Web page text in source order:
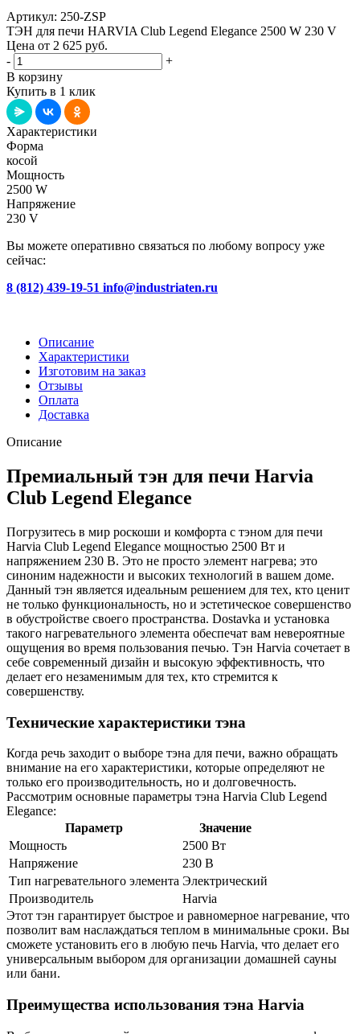
Артикул: 250-ZSP
ТЭН для печи HARVIA Club Legend Elegance 2500 W 230 V
Цена от 2 625 руб.
-
+
В корзину
Купить в 1 клик
Характеристики
Форма
косой
Мощность
2500 W
Напряжение
230 V
Вы можете оперативно связаться по любому вопросу уже
сейчас:
8 (812) 439-19-51 info@industriaten.ru
Описание
Характеристики
Изготовим на заказ
Отзывы
Оплата
Доставка
Описание
Премиальный тэн для печи Harvia
Club Legend Elegance
Погрузитесь в мир роскоши и комфорта с тэном для печи
Harvia Club Legend Elegance мощностью 2500 Вт и
напряжением 230 В. Это не просто элемент нагрева; это
синоним надежности и высоких технологий в вашем доме.
Данный тэн является идеальным решением для тех, кто ценит
не только функциональность, но и эстетическое совершенство
в обустройстве своего пространства. Dostavka и установка
такого нагревательного элемента обеспечат вам невероятные
ощущения во время пользования печью. Тэн Harvia сочетает в
себе современный дизайн и высокую эффективность, что
делает его незаменимым для тех, кто стремится к
совершенству.
Технические характеристики тэна
Когда речь заходит о выборе тэна для печи, важно обращать
внимание на его характеристики, которые определяют не
только его производительность, но и долговечность.
Рассмотрим основные параметры тэна Harvia Club Legend
Elegance:
Параметр
Значение
Мощность
2500 Вт
Напряжение
230 В
Тип нагревательного элемента Электрический
Производитель
Harvia
Этот тэн гарантирует быстрое и равномерное нагревание, что
позволит вам наслаждаться теплом в минимальные сроки. Вы
сможете установить его в любую печь Harvia, что делает его
универсальным выбором для организации домашней сауны
или бани.
Преимущества использования тэна Harvia